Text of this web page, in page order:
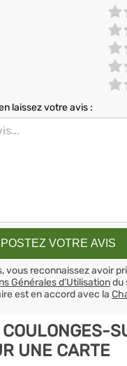
laissez votre avis :
vous reconnaissez avoir
Générales d’Utilisationdu
est en accord avec la
UNE CARTE